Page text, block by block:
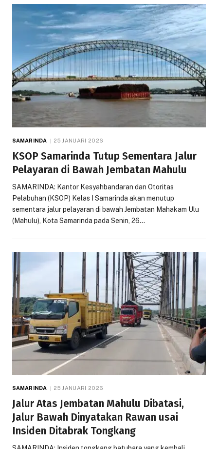
SAMARINDA 25 JANUARI 2026
KSOP Samarinda Tutup Sementara Jalur
Pelayaran di Bawah Jembatan Mahulu
SAMARINDA: Kantor Kesyahbandaran dan Otoritas
Pelabuhan (KSOP) Kelas I Samarinda akan menutup
sementara jalur pelayaran di bawah Jembatan Mahakam Ulu
(Mahulu), Kota Samarinda pada Senin, 26…
SAMARINDA 25 JANUARI 2026
Jalur Atas Jembatan Mahulu Dibatasi,
Jalur Bawah Dinyatakan Rawan usai
Insiden Ditabrak Tongkang